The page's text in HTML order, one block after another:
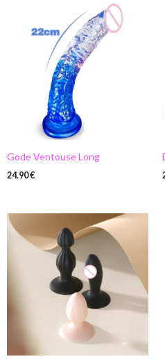
Gode Ventouse Long
24.90€
de
prix :
19.90 €
à
24.90 €